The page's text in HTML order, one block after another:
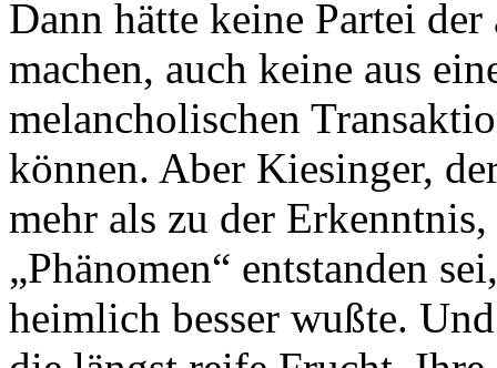
Dann hätte keine Partei
machen, auch keine aus
melancholischen
können. Aber Kiesinger,
mehr als zu der
„Phänomen“ entstanden
heimlich besser wußte.